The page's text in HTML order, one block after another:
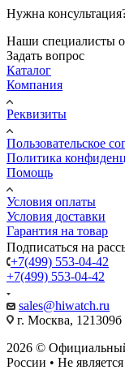
Нужна
Наши специалисты
Задать вопрос
Каталог
Компания
Реквизиты
Пользовательское
Политика
Помощь
Условия оплаты
Условия доставки
Гарантия на товар
Подписаться на
+7(499) 553-04-42
+7(499) 553-04-42
sales@hiwatch.ru
г. Москва,
2026 ©
России • Не